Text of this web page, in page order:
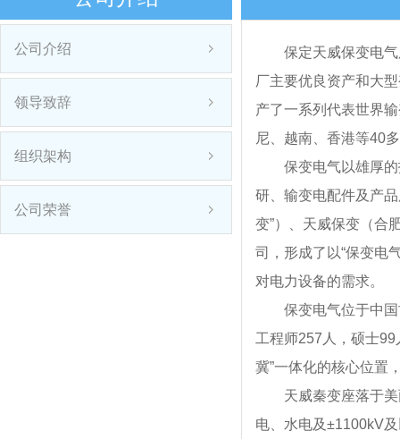
保定天威保变电
厂主要优良资产和大
产了一系列代表世界
尼、越南、香港等40
保变电气以雄厚
研、输变电配件及产
变”）、天威保变（合
司，形成了以“保变电
对电力设备的需求。
保变电气位于中
工程师257人，硕士
冀”一体化的核心位置
天威秦变座落于
电、水电及±1100kV
公司介绍
领导致辞
组织架构
公司荣誉